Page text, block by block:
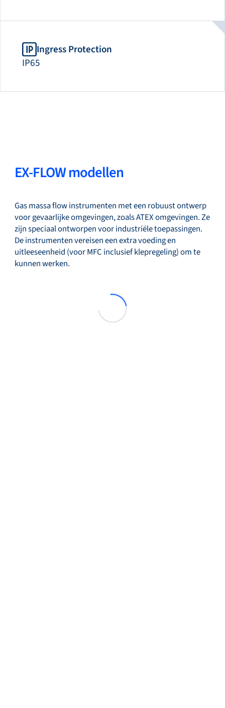
Ingress Protection
IP65
EX-FLOW modellen
Gas massa flow instrumenten met een robuust ontwerp
voor gevaarlijke omgevingen, zoals ATEX omgevingen. Ze
zijn speciaal ontworpen voor industriële toepassingen.
De instrumenten vereisen een extra voeding en
uitleeseenheid (voor MFC inclusief klepregeling) om te
kunnen werken.